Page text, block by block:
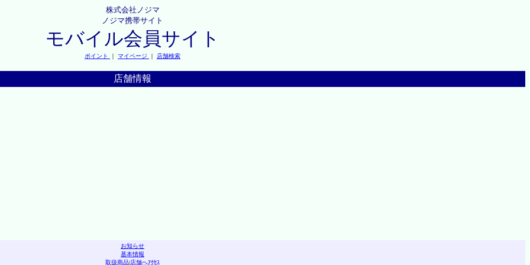
株式会社ノジマ
ノジマ携帯サイト
モバイル会員サイト
ポイント ｜ マイページ ｜ 店舗検索
店舗情報
お知らせ
基本情報
取扱商品|店舗へｱｸｾｽ